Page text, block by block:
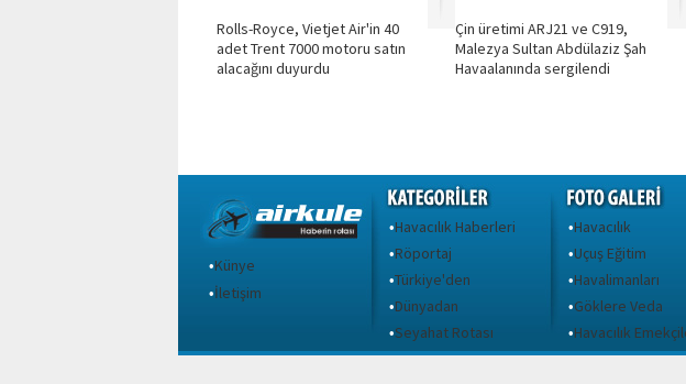
Rolls-Royce, Vietjet Air'in 40
adet Trent 7000 motoru satın
alacağını duyurdu
Çin üretimi ARJ21 ve C919,
Malezya Sultan Abdülaziz Şah
Havaalanında sergilendi
•Künye
•İletişim
•Havacılık Haberleri
•Röportaj
•Türkiye'den
•Dünyadan
•Seyahat Rotası
•Havacılık
•Uçuş Eğitim
•Havalimanları
•Göklere Veda
•Havacılık